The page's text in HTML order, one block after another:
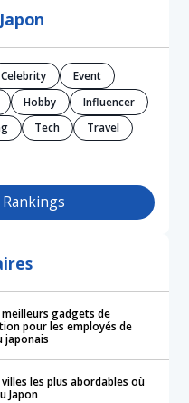
Celebrity
Event
Hobby
Influencer
Tech
Travel
Rankings
meilleurs gadgets de
pour les employés de
japonais
villes les plus abordables où
Japon